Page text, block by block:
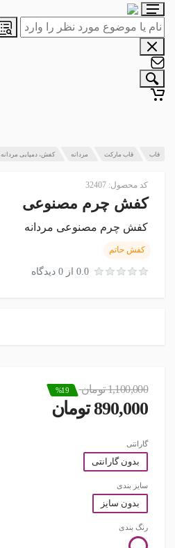
قاب قاب مارکت مردانه کفش، دمپایی مردانه
کفش چرم مصنوعی
کفش چرم مصنوعی مردانه
0.0 از 0 دیدگاه
کفش حاتم
کد محصول: 32407
1,100,000 تومان %19
890,000 تومان
گارانتی
بدون گارانتی
سایز بندی
بدون سایز
رنگ بندی